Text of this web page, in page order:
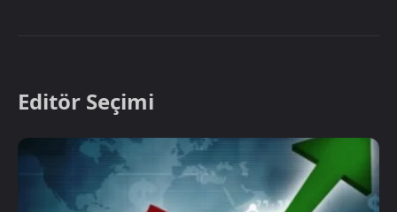
Editör Seçimi